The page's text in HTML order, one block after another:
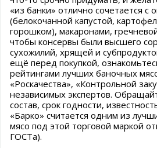
«из банки» отлично сочетается с
(белокочанной капустой,
горошком), макаронами,
чтобы консервы были высшего
сухожилий, хрящей и
ещё перед покупкой,
рейтингами лучших баночных
«Роскачества», «Контрольной
независимых экспертов.
состав, срок годности,
«Барко» считается одним из
мясо под этой торговой маркой
ГОСТа).